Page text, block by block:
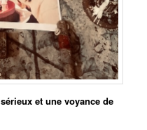
et une voyance de